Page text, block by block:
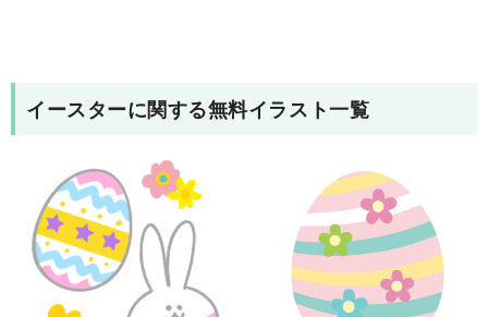
イースターに関する無料イラスト一覧